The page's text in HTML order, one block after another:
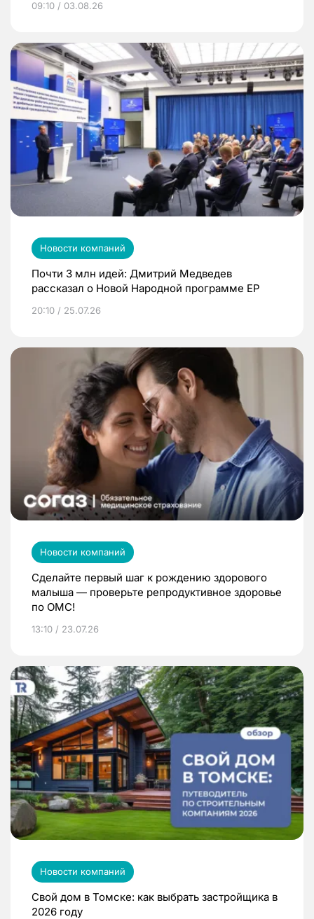
09:10 / 03.08.26
Новости компаний
Почти 3 млн идей: Дмитрий Медведев
рассказал о Новой Народной программе ЕР
20:10 / 25.07.26
Новости компаний
Сделайте первый шаг к рождению здорового
малыша — проверьте репродуктивное здоровье
по ОМС!
13:10 / 23.07.26
Новости компаний
Свой дом в Томске: как выбрать застройщика в
2026 году